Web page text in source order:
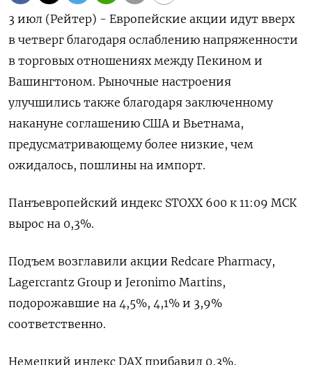
3 июл (Рейтер) - Европейские акции идут вверх
в четверг благодаря ослаблению напряженности
в торговых отношениях между Пекином и
Вашингтоном. Рыночные настроения
улучшились также благодаря заключенному
накануне соглашению США и Вьетнама,
предусматривающему более низкие, чем
ожидалось, пошлины на импорт.
Панъевропейский индекс STOXX 600 к 11:09 МСК
вырос на 0,3%.
Подъем возглавили акции Redcare Pharmacy,
Lagercrantz Group и Jeronimo Martins,
подорожавшие на 4,5%, 4,1% и 3,9%
соответственно.
Немецкий индекс DAX прибавил 0,3%,